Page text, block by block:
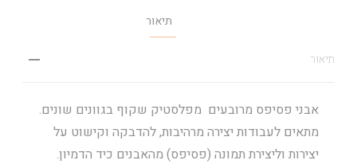
תיאור
תיאור
אבני פסיפס מרובעים מפלסטיק שקוף בגוונים שונים.
מתאים לעבודות יצירה מרהיבות, להדבקה וקישוט על
יצירות וליצירת תמונה (פסיפס) מהאבנים כיד הדמיון.